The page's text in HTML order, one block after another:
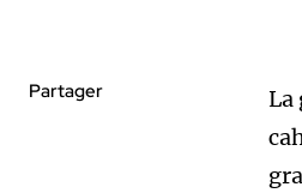
Partager
La